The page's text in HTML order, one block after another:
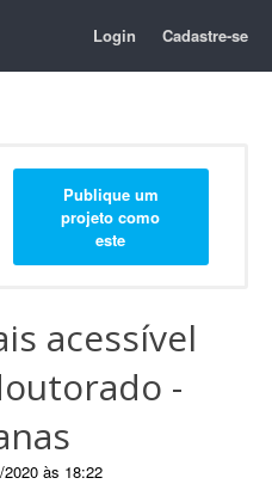
Login Cadastre-se
Publique um
projeto como
este
acessível
-
2020 às 18:22